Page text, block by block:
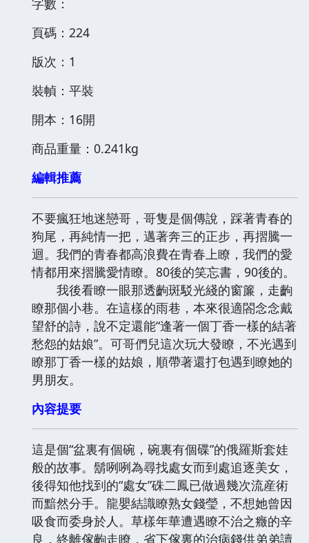
字數：
頁碼：224
版次：1
裝幀：平裝
開本：16開
商品重量：0.241kg
編輯推薦
不要瘋狂地迷戀哥，哥隻是個傳說，踩著青春的
狗尾，再純情一把，邁著奔三的正步，再摺騰一
迴。我們的青春都高浪費在青春上瞭，我們的愛
情都用來摺騰愛情瞭。80後的笑忘書，90後的。
我後看瞭一眼那透齣斑駁光綫的窗簾，走齣
瞭那個小巷。在這樣的雨巷，本來很適閤念念戴
望舒的詩，說不定還能“逢著一個丁香一樣的結著
愁怨的姑娘”。可哥們兒這次玩大發瞭，不光遇到
瞭那丁香一樣的姑娘，順帶著還打包遇到瞭她的
男朋友。
內容提要
這是個“盆裏有個碗，碗裏有個碟”的俄羅斯套娃
般的故事。鬍咧咧為尋找處女而到處追逐美女，
後得知他找到的“處女”硃二鳳已做過幾次流産術
而黯然分手。龍嬰結識瞭熟女錢瑩，不想她曾因
吸食而委身於人。草樣年華遭遇瞭不治之癥的辛
良，終離傢齣走瞭，省下傢裏的治病錢供弟弟讀